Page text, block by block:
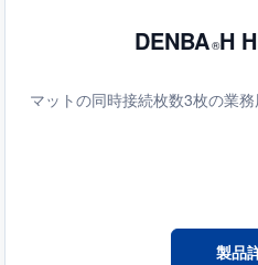
DENBA®H
マットの同時接続枚数3枚の業
製品